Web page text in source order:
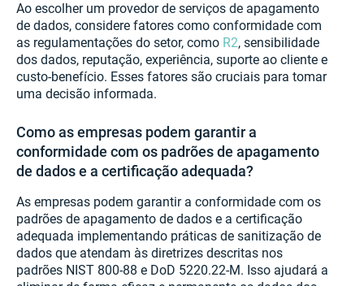
Ao escolher um provedor de serviços de apagamento
de dados, considere fatores como conformidade com
as regulamentações do setor, como R2, sensibilidade
dos dados, reputação, experiência, suporte ao cliente e
custo-benefício. Esses fatores são cruciais para tomar
uma decisão informada.
Como as empresas podem garantir a
conformidade com os padrões de apagamento
de dados e a certificação adequada?
As empresas podem garantir a conformidade com os
padrões de apagamento de dados e a certificação
adequada implementando práticas de sanitização de
dados que atendam às diretrizes descritas nos
padrões NIST 800-88 e DoD 5220.22-M. Isso ajudará a